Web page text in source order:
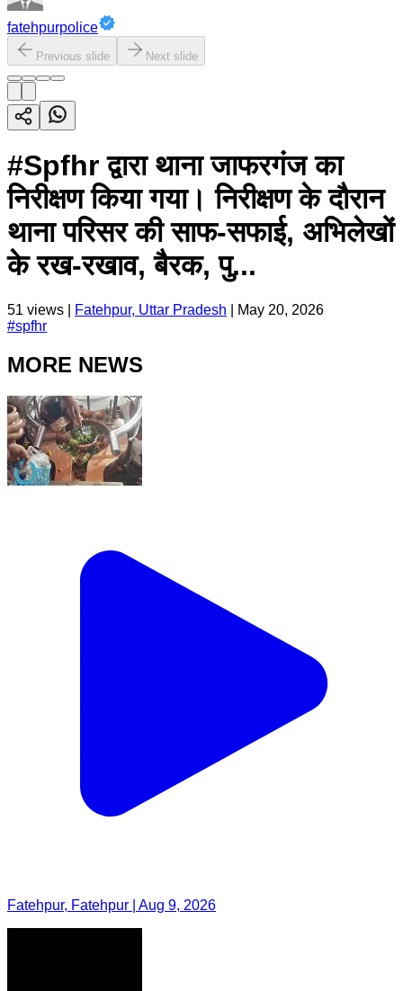
fatehpurpolice
Previous slide Next slide
#Spfhr द्वारा थाना जाफरगंज का
निरीक्षण किया गया। निरीक्षण के दौरान
थाना परिसर की साफ-सफाई, अभिलेखों
के रख-रखाव, बैरक, पु...
51 views | Fatehpur, Uttar Pradesh
May 20, 2026
#spfhr
MORE NEWS
Fatehpur, Fatehpur | Aug 9, 2026